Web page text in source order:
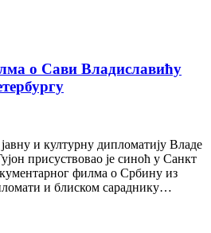
о Сави Владиславићу
и културну дипломатију Владе
присуствовао је синоћ у Санкт
филма о Србину из
и блиском сараднику…